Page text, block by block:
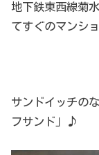
地下鉄東西線菊
てすぐのマンシ
サンドイッチの
フサンド」♪